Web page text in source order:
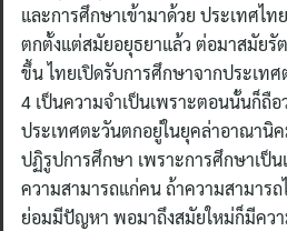
และการศึกษาเข้ามาด้วย ประเทศไ
ตกตั้งแต่สมัยอยุธยาแล้ว ต่อมาสมัยรั
ขึ้น ไทยเปิดรับการศึกษาจากประเท
4 เป็นความจำเป็นเพราะตอนนั้นก็ถือ
ประเทศตะวันตกอยู่ในยุคล่าอาณานิ
ปฏิรูปการศึกษา เพราะการศึกษาเป็น
ความสามารถแก่คน ถ้าความสามาร
ย่อมมีปัญหา พอมาถึงสมัยใหม่ก็มีควา